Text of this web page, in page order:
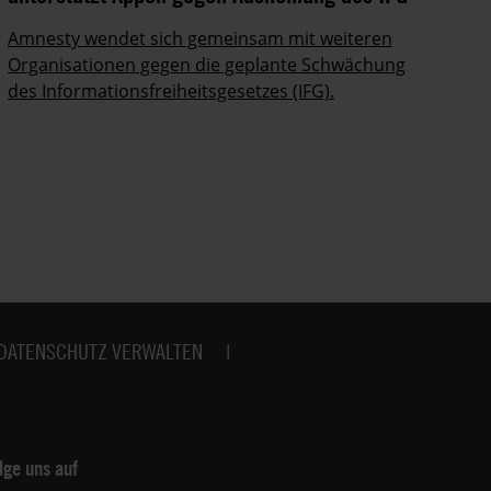
Amnesty wendet sich gemeinsam mit weiteren
Organisationen gegen die geplante Schwächung
des Informationsfreiheitsgesetzes (IFG).
VERWALTEN
uns auf